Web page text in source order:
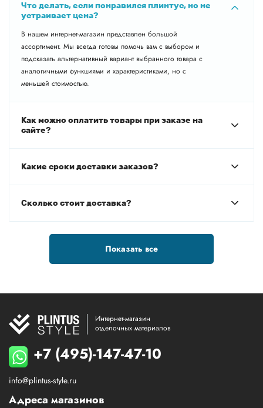
Что делать, если понравился плинтус, но не
устраивает цена?
В нашем интернет-магазин представлен большой
ассортимент. Мы всегда готовы помочь вам с выбором и
подсказать альтернативный вариант выбранного товара с
аналогичными функциями и характеристиками, но с
меньшей стоимостью.
Как можно оплатить товары при заказе на
сайте?
Какие сроки доставки заказов?
Сколько стоит доставка?
Показать все
Интернет-магазин
отделочных материалов
+7 (495)-147-47-10
info@plintus-style.ru
Адреса магазинов